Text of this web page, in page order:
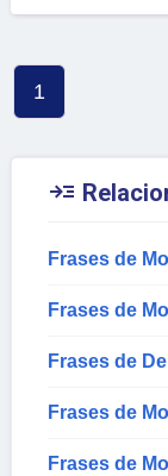
1

Frases de
Frases de
Frases de
Frases de
Frases de